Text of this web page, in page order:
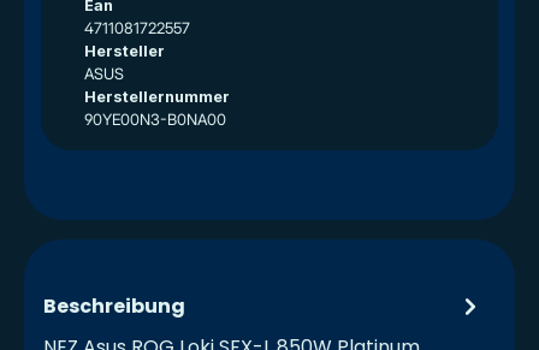
Ean
4711081722557
Hersteller
ASUS
Herstellernummer
90YE00N3-B0NA00
Beschreibung